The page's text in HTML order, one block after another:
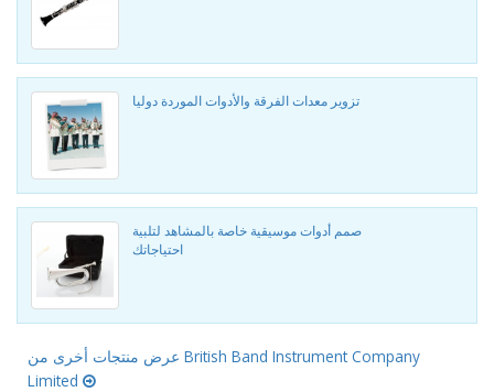
تزوير معدات الفرقة والأدوات الموردة دوليا
صمم أدوات موسيقية خاصة بالمشاهد لتلبية
احتياجاتك
عرض منتجات أخرى من British Band Instrument Company
Limited